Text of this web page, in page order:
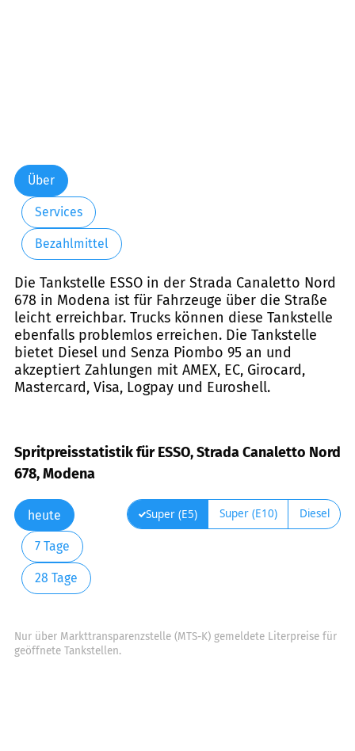
Über
Services
Bezahlmittel
Die Tankstelle ESSO in der Strada Canaletto Nord
678 in Modena ist für Fahrzeuge über die Straße
leicht erreichbar. Trucks können diese Tankstelle
ebenfalls problemlos erreichen. Die Tankstelle
bietet Diesel und Senza Piombo 95 an und
akzeptiert Zahlungen mit AMEX, EC, Girocard,
Mastercard, Visa, Logpay und Euroshell.
Spritpreisstatistik für ESSO, Strada Canaletto Nord
678, Modena
heute
7 Tage
28 Tage
Super (E5) Super (E10) Diesel
Nur über Markttransparenzstelle (MTS-K) gemeldete Literpreise für
geöffnete Tankstellen.